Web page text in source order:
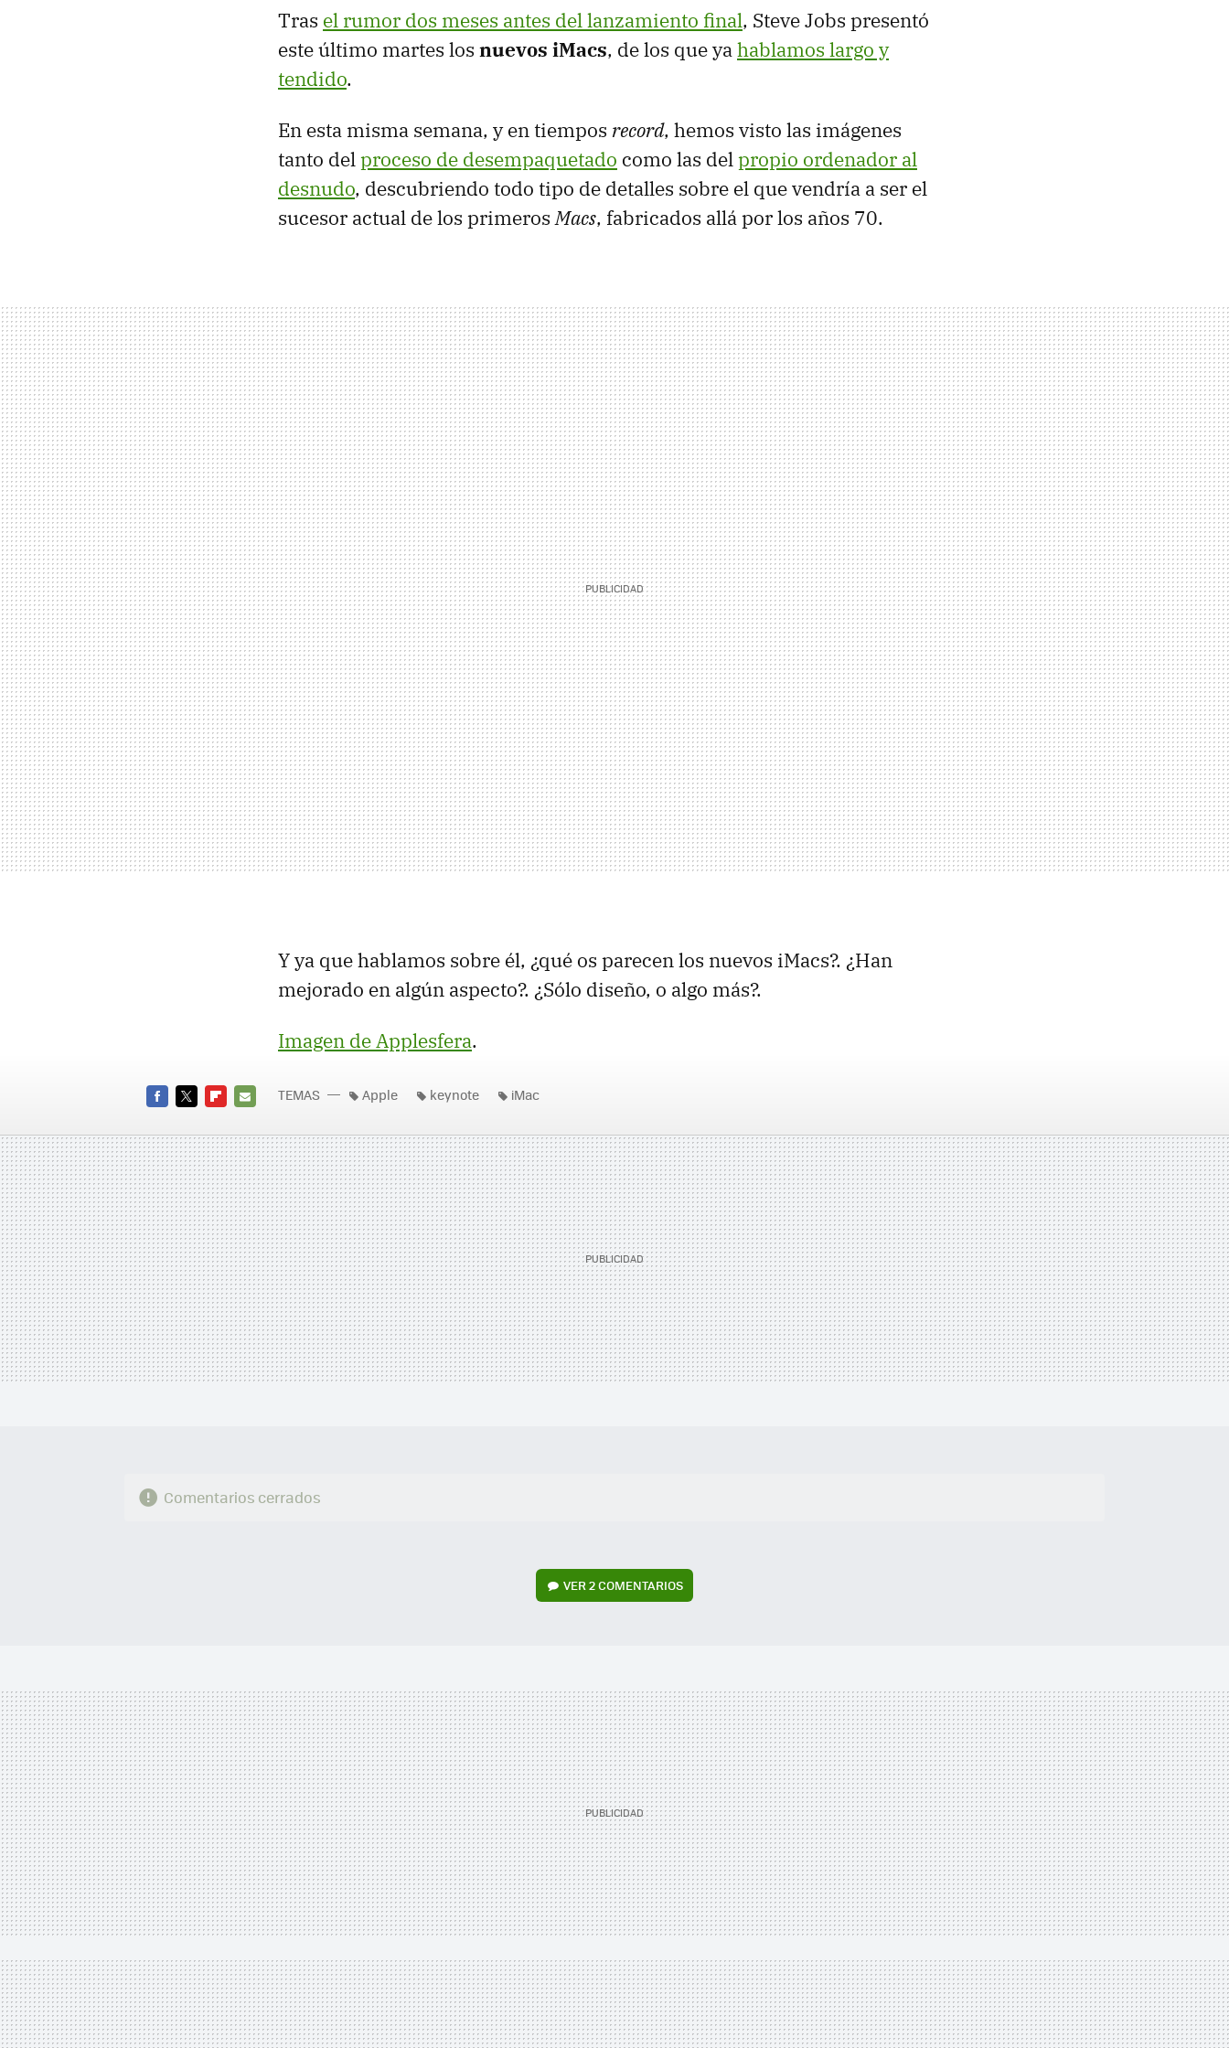
Tras el rumor dos meses antes del lanzamiento final, Steve Jobs presentó
este último martes los nuevos iMacs, de los que yahablamos largo y
tendido.
En esta misma semana, y en tiempos record, hemos visto las imágenes
tanto delproceso de desempaquetado como las delpropio ordenador al
desnudo, descubriendo todo tipo de detalles sobre el que vendría a ser el
sucesor actual de los primerosMacs, fabricados allá por los años 70.
Y ya que hablamos sobre él, ¿qué os parecen los nuevos iMacs?. ¿Han
mejorado en algún aspecto?. ¿Sólo diseño, o algo más?.
Imagen de Applesfera.
MAIL
TEMAS Apple keynote iMac
Comentarios cerrados
VER2 COMENTARIOS